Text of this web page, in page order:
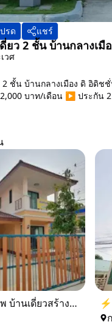
รด แชร์
ดี่ยว 2 ชั้น บ้านกลางเ
วศ
2 ชั้น บ้านกลางเมือง ดิ อิดิ
บาท/เดือน ▶️ ประกัน
บ้านเฟื่องสุขลำโพ บ้านเดี่ยวสร้างใหม่ บางบัวทอง